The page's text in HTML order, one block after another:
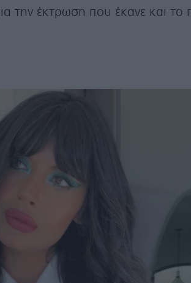
την έκτρωση που έκανε και